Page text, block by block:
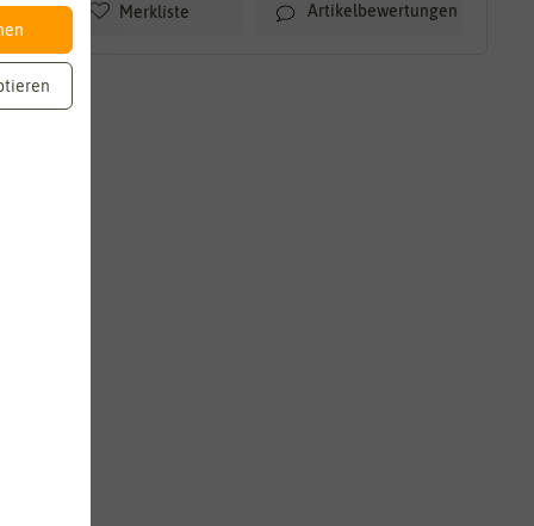
Merkliste Artikelbewertungen